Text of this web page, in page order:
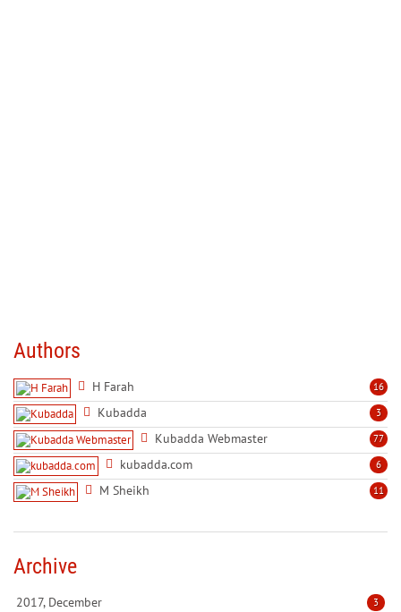
Authors
16
H Farah
3
Kubadda
77
Kubadda Webmaster
6
kubadda.com
11
M Sheikh
Archive
2017, December 3